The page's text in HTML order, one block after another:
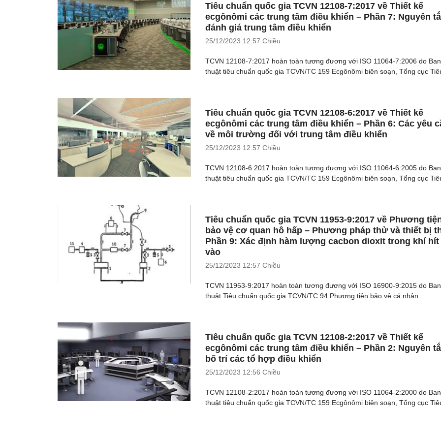
Tiêu chuẩn quốc gia TCVN 12108-7:2017 về Thiết kế
ecgônômi các trung tâm điều khiển – Phần 7: Nguyên
đánh giá trung tâm điều khiển
25/12/2023 12:57 Chiều
TCVN 12108-7:2017 hoàn toàn tương đương với ISO 11064-7:2006 do
thuật tiêu chuẩn quốc gia TCVN/TC 159 Ecgônômi biên soạn, Tổng cục
Tiêu chuẩn quốc gia TCVN 12108-6:2017 về Thiết kế
ecgônômi các trung tâm điều khiển – Phần 6: Các yêu
về môi trường đối với trung tâm điều khiển
25/12/2023 12:57 Chiều
TCVN 12108-6:2017 hoàn toàn tương đương với ISO 11064-6:2005 do
thuật tiêu chuẩn quốc gia TCVN/TC 159 Ecgônômi biên soạn, Tổng cục
Tiêu chuẩn quốc gia TCVN 11953-9:2017 về Phương
bảo vệ cơ quan hô hấp – Phương pháp thử và thiết bị
Phần 9: Xác định hàm lượng cacbon dioxit trong khí hít
vào
25/12/2023 12:57 Chiều
TCVN 11953-9:2017 hoàn toàn tương đương với ISO 16900-9:2015 do
thuật Tiêu chuẩn quốc gia TCVN/TC 94 Phương tiện bảo vệ cá nhân...
Tiêu chuẩn quốc gia TCVN 12108-2:2017 về Thiết kế
ecgônômi các trung tâm điều khiển – Phần 2: Nguyên
bố trí các tổ hợp điều khiển
25/12/2023 12:56 Chiều
TCVN 12108-2:2017 hoàn toàn tương đương với ISO 11064-2:2000 do
thuật tiêu chuẩn quốc gia TCVN/TC 159 Ecgônômi biên soạn, Tổng cục